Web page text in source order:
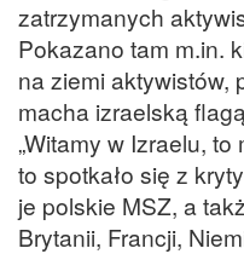
zatrzymanych
Pokazano tam m.in.
na ziemi aktywistów,
macha izraelską
„Witamy w Izraelu,
to spotkało się z
je polskie MSZ, a
Brytanii, Francji,